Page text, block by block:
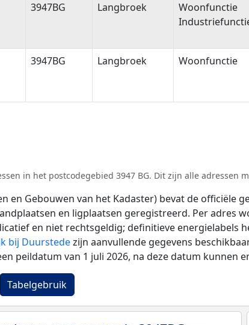
3947BG Langbroek
Woonfunctie
3947BG Langbroek Woonfunctie
in het postcodegebied 3947 BG. Dit zijn alle adressen
en Gebouwen van het Kadaster) bevat de
en ligplaatsen geregistreerd. Per adres
en niet rechtsgeldig; definitieve energielabels
bij Duurstedezijn aanvullende gegevens
peildatum van 1 juli 2026, na deze datum
Tabelgebruik